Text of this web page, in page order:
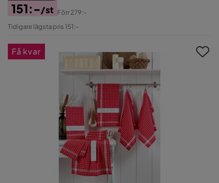
Pris
151:-/st
Original
Förr279:-
Tidigare lägsta pris 151:-
Få kvar